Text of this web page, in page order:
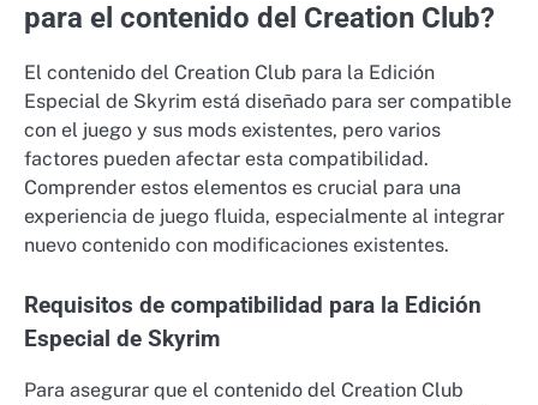
para el contenido del Creation Club?
El contenido del Creation Club para la Edición
Especial de Skyrim está diseñado para ser compatible
con el juego y sus mods existentes, pero varios
factores pueden afectar esta compatibilidad.
Comprender estos elementos es crucial para una
experiencia de juego fluida, especialmente al integrar
nuevo contenido con modificaciones existentes.
Requisitos de compatibilidad para la Edición
Especial de Skyrim
Para asegurar que el contenido del Creation Club